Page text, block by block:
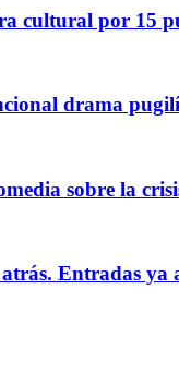
cultural por 15
drama
sobre la
Entradas ya